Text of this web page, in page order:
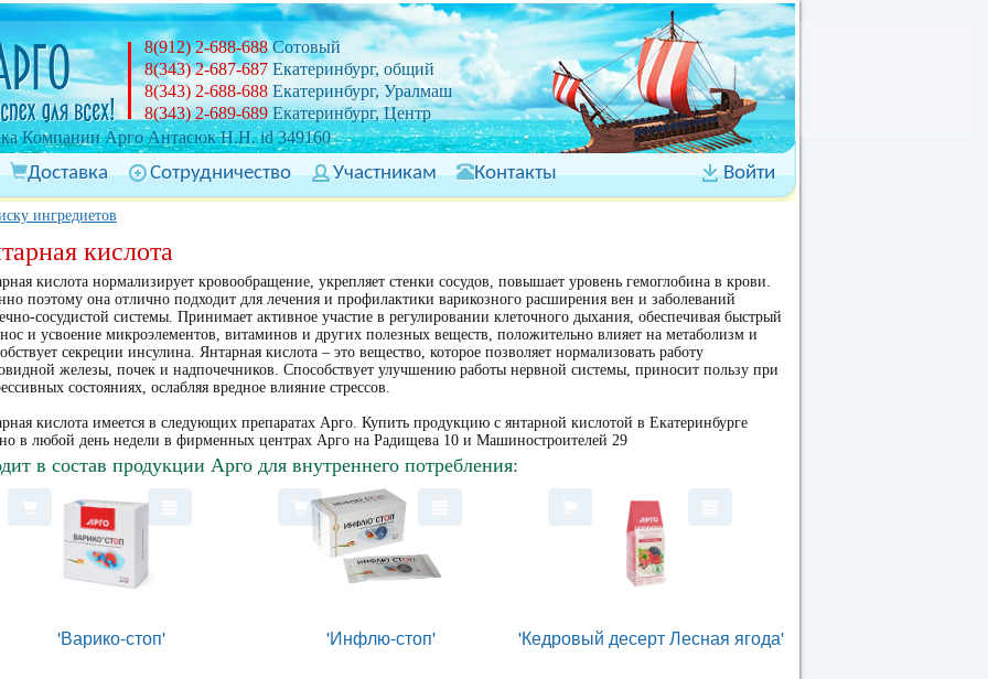
Компании Арго Антасюк Н.Н. id 349160
8(912) 2-688-688Сотовый
8(343) 2-687-687 Екатеринбург, общий
8(343) 2-688-688 Екатеринбург, Уралмаш
8(343) 2-689-689 Екатеринбург, Центр
Доставка Сотрудничество Участникам Контакты Войти
ингредиетов
кислота
кислота нормализирует кровообращение, укрепляет стенки сосудов, повышает уровень гемоглобина в крови.
поэтому она отлично подходит для лечения и профилактики варикозного расширения вен и заболеваний
сосудистой системы. Принимает активное участие в регулировании клеточного дыхания, обеспечивая быстрый
и усвоение микроэлементов, витаминов и других полезных веществ, положительно влияет на метаболизм и
секреции инсулина. Янтарная кислота – это вещество, которое позволяет нормализовать работу
железы, почек и надпочечников. Способствует улучшению работы нервной системы, приносит пользу при
состояниях, ослабляя вредное влияние стрессов.
кислота имеется в следующих препаратах Арго. Купить продукцию с янтарной кислотой в Екатеринбурге
в любой день недели в фирменных центрах Арго на Радищева 10 и Машиностроителей 29
в состав продукции Арго для внутреннего потребления:
'Варико-стоп' 'Инфлю-стоп' 'Кедровый десерт Лесная ягода'